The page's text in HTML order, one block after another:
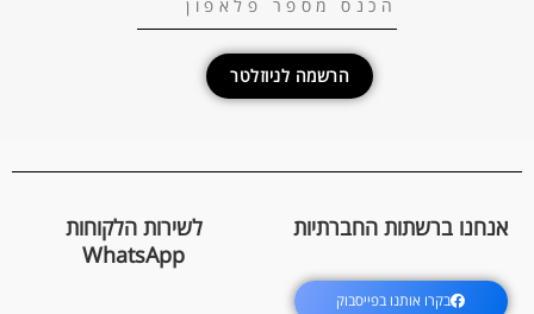
הרשמה לניוזלטר
אנחנו ברשתות החברתיות
בקרו אותנו בפייסבוק
לשירות הלקוחות
WhatsApp